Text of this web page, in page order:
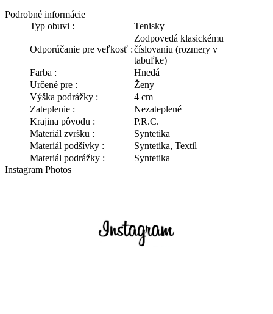
Podrobné informácie
Typ obuvi :
Tenisky
Odporúčanie pre veľkosť :
Zodpovedá klasickému
číslovaniu (rozmery v
tabuľke)
Farba :
Hnedá
Určené pre :
Ženy
Výška podrážky :
4 cm
Zateplenie :
Nezateplené
Krajina pôvodu :
P.R.C.
Materiál zvršku :
Syntetika
Materiál podšívky :
Syntetika, Textil
Materiál podrážky :
Syntetika
Instagram Photos